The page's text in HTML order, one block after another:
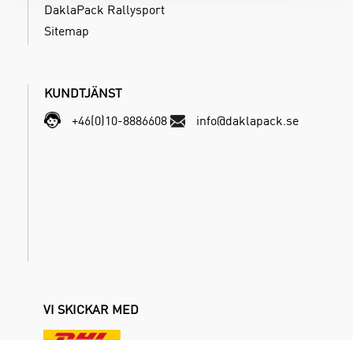
DaklaPack Rallysport
Sitemap
KUNDTJÄNST
+46(0)10-8886608
info@daklapack.se
VI SKICKAR MED